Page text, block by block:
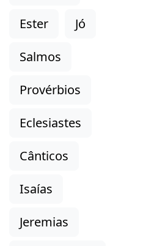
Ester
Jó
Salmos
Provérbios
Eclesiastes
Cânticos
Isaías
Jeremias